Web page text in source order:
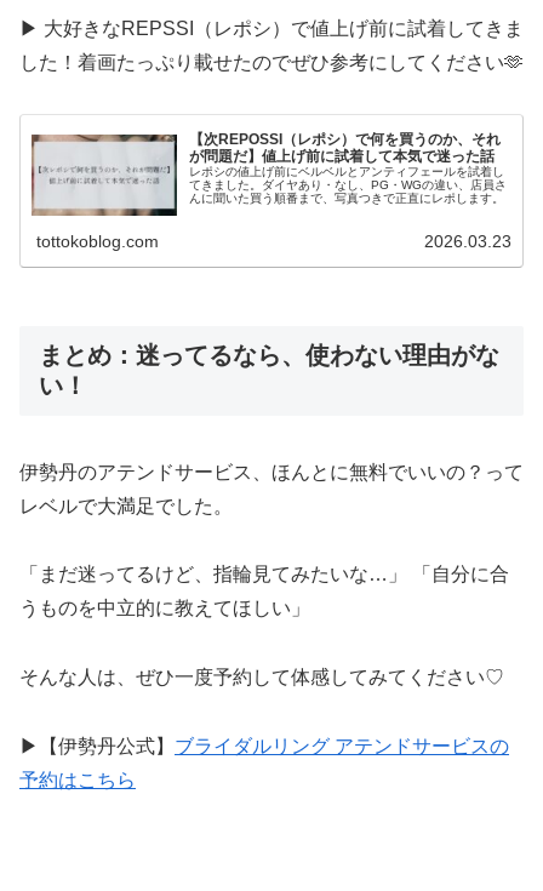
▶ 大好きなREPSSI（レポシ）で値上げ前に試着してきま
した！着画たっぷり載せたのでぜひ参考にしてください🫶
【次REPOSSI（レポシ）で何を買うのか、それ
が問題だ】値上げ前に試着して本気で迷った話
レポシの値上げ前にベルベルとアンティフェールを試着し
てきました。ダイヤあり・なし、PG・WGの違い、店員さ
んに聞いた買う順番まで、写真つきで正直にレポします。
tottokoblog.com 2026.03.23
まとめ：迷ってるなら、使わない理由がな
い！
伊勢丹のアテンドサービス、ほんとに無料でいいの？って
レベルで大満足でした。
「まだ迷ってるけど、指輪見てみたいな…」 「自分に合
うものを中立的に教えてほしい」
そんな人は、ぜひ一度予約して体感してみてください♡
▶︎【伊勢丹公式】 ブライダルリング アテンドサービスの
予約はこちら